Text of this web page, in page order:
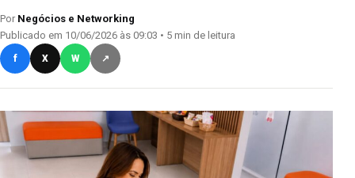
Por Negócios e Networking
Publicado em 10/06/2026 às 09:03 • 5 min de leitura
f X W ↗